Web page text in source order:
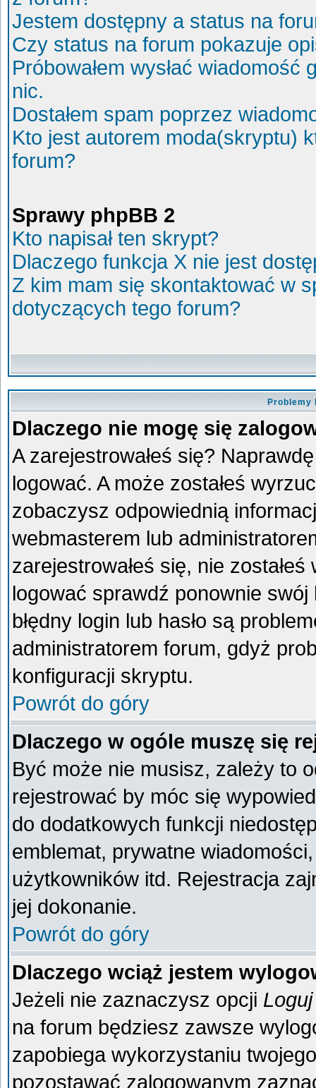
Jestem dostępny a status na
Czy status na forum pokazuje
Próbowałem wysłać
nic.
Dostałem spam poprzez
Kto jest autorem moda(skryptu)
forum?
Sprawy phpBB 2
Kto napisał ten skrypt?
Dlaczego funkcja X nie jest
Z kim mam się skontaktować w
dotyczących tego forum?
Problemy
Dlaczego nie mogę się
A zarejestrowałeś się?
logować. A może zostałeś
zobaczysz odpowiednią
webmasterem lub
zarejestrowałeś się, nie
logować sprawdź ponownie swój
błędny login lub hasło są
administratorem forum, gdyż
konfiguracji skryptu.
Powrót do góry
Dlaczego w ogóle muszę się
Być może nie musisz, zależy to
rejestrować by móc się
do dodatkowych funkcji
emblemat, prywatne
użytkowników itd. Rejestracja
jej dokonanie.
Powrót do góry
Dlaczego wciąż jestem
Jeżeli nie zaznaczysz opcji
na forum będziesz zawsze
zapobiega wykorzystaniu
pozostawać zalogowanym